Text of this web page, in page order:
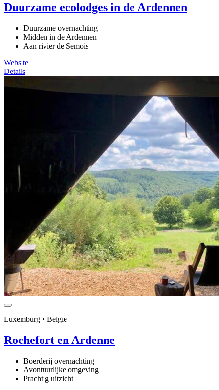
Duurzame ecolodges in de Ardennen
Duurzame overnachting
Midden in de Ardennen
Aan rivier de Semois
Website
Details
Luxemburg • België
Rochefort en Ardenne
Boerderij overnachting
Avontuurlijke omgeving
Prachtig uitzicht